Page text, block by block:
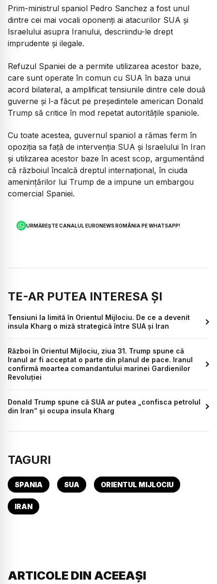
Prim-ministrul spaniol Pedro Sanchez a fost unul
dintre cei mai vocali oponenți ai atacurilor SUA și
Israelului asupra Iranului, descriindu-le drept
imprudente și ilegale.
Refuzul Spaniei de a permite utilizarea acestor baze,
care sunt operate în comun cu SUA în baza unui
acord bilateral, a amplificat tensiunile dintre cele două
guverne și l-a făcut pe președintele american Donald
Trump să critice în mod repetat autoritățile spaniole.
Cu toate acestea, guvernul spaniol a rămas ferm în
opoziția sa față de intervenția SUA și Israelului în Iran
și utilizarea acestor baze în acest scop, argumentând
că războiul încalcă dreptul internațional, în ciuda
amenințărilor lui Trump de a impune un embargou
comercial Spaniei.
URMĂREȘTE CANALUL EURONEWS ROMÂNIA PE WHATSAPP!
TE-AR PUTEA INTERESA ȘI
Tensiuni la limită în Orientul Mijlociu. De ce a devenit
insula Kharg o miză strategică între SUA și Iran
Război în Orientul Mijlociu, ziua 31. Trump spune că
Iranul ar fi acceptat o parte din planul de pace. Iranul
confirmă moartea comandantului marinei Gardienilor
Revoluției
Donald Trump spune că SUA ar putea „confisca petrolul
din Iran” și ocupa insula Kharg
TAGURI
SPANIA SUA ORIENTUL MIJLOCIU
IRAN
ARTICOLE DIN ACEEAȘI